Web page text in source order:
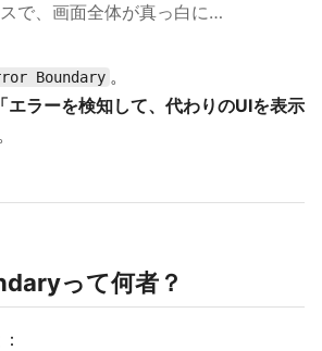
で、画面全体が真っ白に…
Boundary 。
「エラーを検知して、代わりのUIを表示
って何者？